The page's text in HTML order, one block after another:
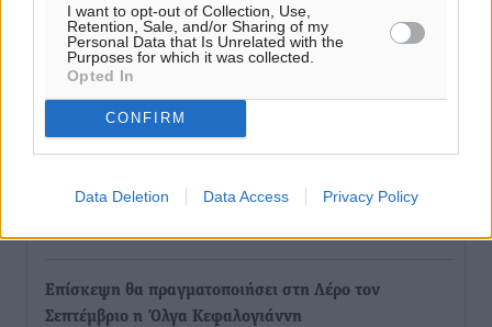
I want to opt-out of Collection, Use,
Retention, Sale, and/or Sharing of my
Personal Data that Is Unrelated with the
Purposes for which it was collected.
Opted In
CONFIRM
Data Deletion Data Access Privacy Policy
Αποκαλυπτήρια για την «Ατζέντα 2030» από το βήμα
της ΔΕΘ
Από την παράδοση της Ρόδου στα ερευνητικά
επιστημονικό ενδιαφέρον
Επίσκεψη θα πραγματοποιήσει στη Λέρο τον
Σεπτέμβριο η Όλγα Κεφαλογιάννη